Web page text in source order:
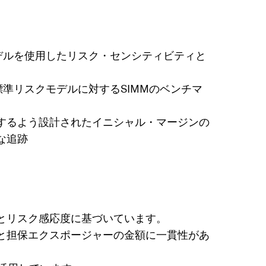
を使用したリスク・センシティビティと
リスクモデルに対するSIMMのベンチマ
よう設計されたイニシャル・マージンの
追跡
スク感応度に基づいています。
保エクスポージャーの金額に一貫性があ